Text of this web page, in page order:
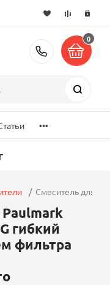
+7 (495)
0
...
Смеситель для
гибкий
фильтра